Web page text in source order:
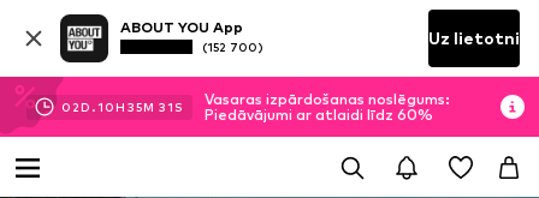
ABOUT YOU App
(152 700) Uz lietotni
02D.10H 35M 30S
Vasaras izpārdošanas noslēgums:
Piedāvājumi ar atlaidi līdz 60%